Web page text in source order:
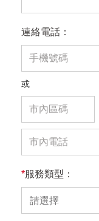
連絡電話：
或
*服務類型：
請選擇